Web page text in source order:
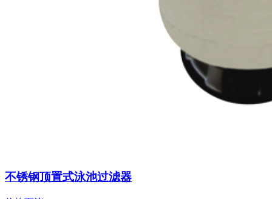
不锈钢顶置式泳池过滤器